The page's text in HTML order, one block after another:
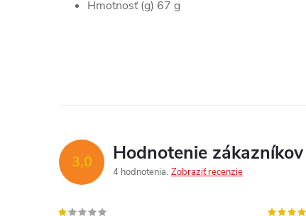
Hmotnosť (g) 67 g
3,0 Hodnotenie zákazníkov
4 hodnotenia Zobraziť recenzie